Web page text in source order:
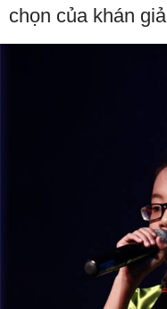
chọn của khán giả